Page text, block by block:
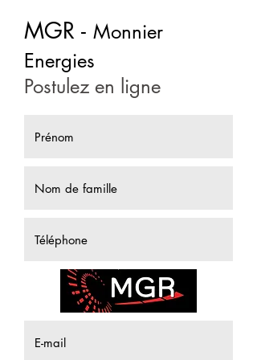
MGR - Monnier
Energies
Postulez en ligne